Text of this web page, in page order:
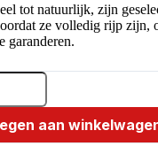
tot natuurlijk, zijn
ze volledig rijp zijn,
garanderen.
aan